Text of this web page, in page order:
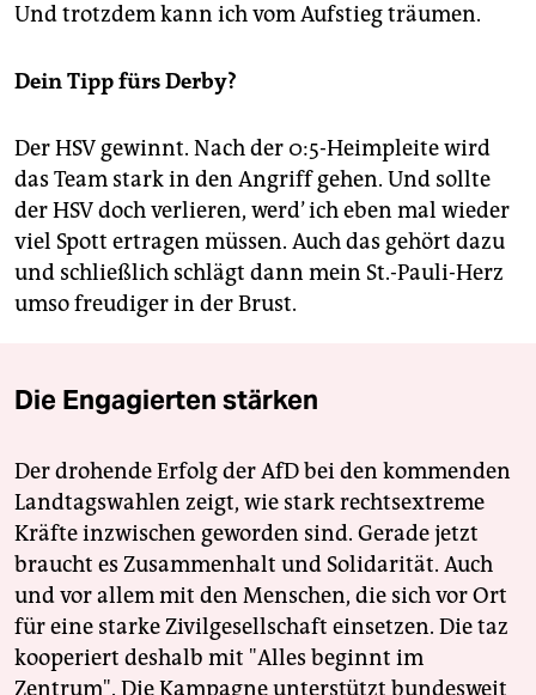
Und trotzdem kann ich vom Aufstieg träumen.
Dein Tipp fürs Derby?
Der HSV gewinnt. Nach der 0:5-Heimpleite wird
das Team stark in den Angriff gehen. Und sollte
der HSV doch verlieren, werd’ ich eben mal wieder
viel Spott ertragen müssen. Auch das gehört dazu
und schließlich schlägt dann mein St.-Pauli-Herz
umso freudiger in der Brust.
Die Engagierten stärken
Der drohende Erfolg der AfD bei den kommenden
Landtagswahlen zeigt, wie stark rechtsextreme
Kräfte inzwischen geworden sind. Gerade jetzt
braucht es Zusammenhalt und Solidarität. Auch
und vor allem mit den Menschen, die sich vor Ort
für eine starke Zivilgesellschaft einsetzen. Die taz
kooperiert deshalb mit "Alles beginnt im
Zentrum". Die Kampagne unterstützt bundesweit